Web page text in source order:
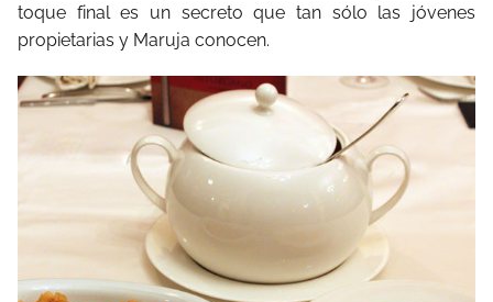
toque final es un secreto que tan sólo las jóvenes
propietarias y Maruja conocen.